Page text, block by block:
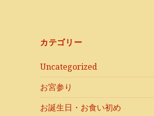
カテゴリー
Uncategorized
お宮参り
お誕生日・お食い初め